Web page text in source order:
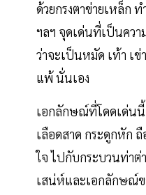
ด้วยกรงตาข่ายเหล็ก
ฯลฯ จุดเด่นที่เป็นควา
ว่าจะเป็นหมัด เท้า เ
แพ้ นั่นเอง
เอกลักษณ์ที่โดดเด่นนี้
เลือดสาด กระดูกหัก
ใจ ไปกับกระบวนท่าต่
เสน่ห์และเอกลักษณ์ข